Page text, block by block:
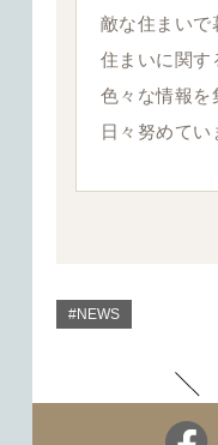
敵な住まい
住まいに関
色々な情報を
日々努めてい
#NEWS